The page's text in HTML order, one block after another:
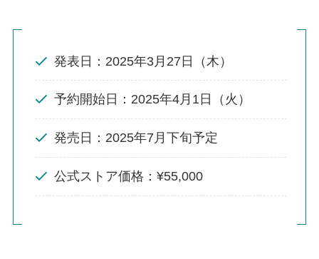
発表日：2025年3月27日（木）
予約開始日：2025年4月1日（火）
発売日：2025年7月下旬予定
公式ストア価格：¥55,000